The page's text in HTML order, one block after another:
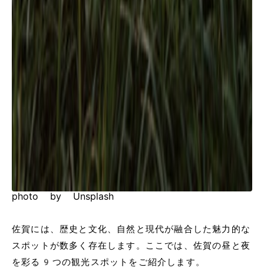
photo by Unsplash
佐賀には、歴史と文化、自然と現代が融合した魅力的な
スポットが数多く存在します。ここでは、佐賀の昼と夜
を彩る9つの観光スポットをご紹介します。